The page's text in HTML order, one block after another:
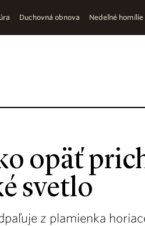
Duchovná obnova Nedeľné homílie
opäť
svetlo
z plamienka